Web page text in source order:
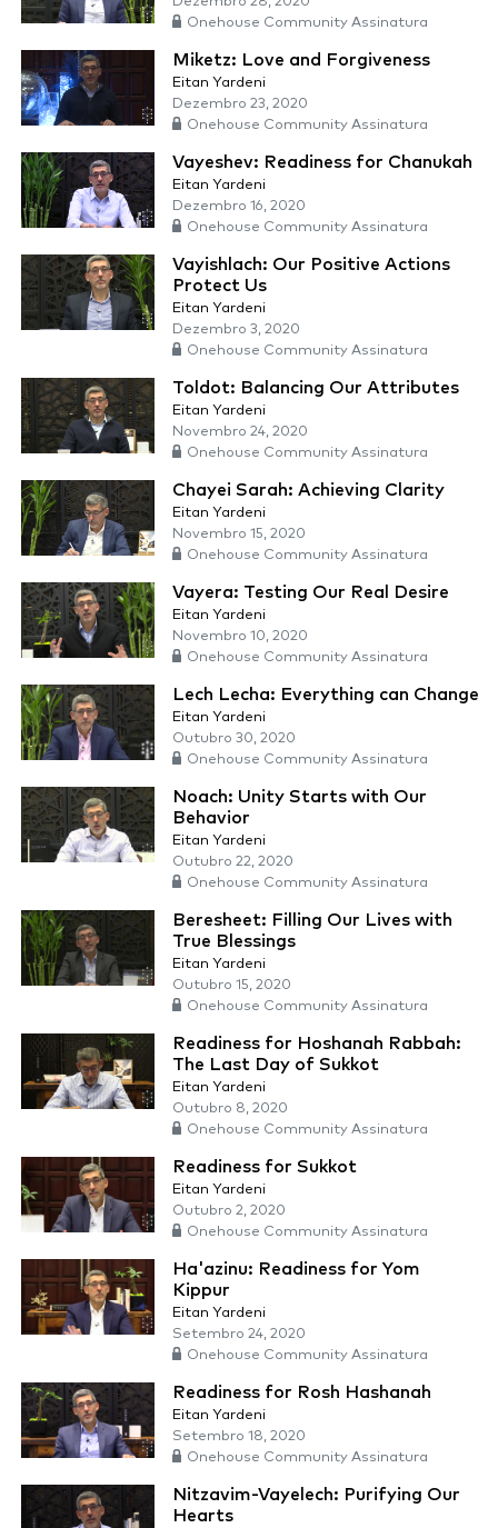
Onehouse Community Assinatura
Miketz: Love and Forgiveness
Eitan Yardeni
Dezembro 23, 2020
Onehouse Community Assinatura
Vayeshev: Readiness for Chanukah
Eitan Yardeni
Dezembro 16, 2020
Onehouse Community Assinatura
Vayishlach: Our Positive Actions
Protect Us
Eitan Yardeni
Dezembro 3, 2020
Onehouse Community Assinatura
Toldot: Balancing Our Attributes
Eitan Yardeni
Novembro 24, 2020
Onehouse Community Assinatura
Chayei Sarah: Achieving Clarity
Eitan Yardeni
Novembro 15, 2020
Onehouse Community Assinatura
Vayera: Testing Our Real Desire
Eitan Yardeni
Novembro 10, 2020
Onehouse Community Assinatura
Lech Lecha: Everything can Change
Eitan Yardeni
Outubro 30, 2020
Onehouse Community Assinatura
Noach: Unity Starts with Our
Behavior
Eitan Yardeni
Outubro 22, 2020
Onehouse Community Assinatura
Beresheet: Filling Our Lives with
True Blessings
Eitan Yardeni
Outubro 15, 2020
Onehouse Community Assinatura
Readiness for Hoshanah Rabbah:
The Last Day of Sukkot
Eitan Yardeni
Outubro 8, 2020
Onehouse Community Assinatura
Readiness for Sukkot
Eitan Yardeni
Outubro 2, 2020
Onehouse Community Assinatura
Ha'azinu: Readiness for Yom
Kippur
Eitan Yardeni
Setembro 24, 2020
Onehouse Community Assinatura
Readiness for Rosh Hashanah
Eitan Yardeni
Setembro 18, 2020
Onehouse Community Assinatura
Nitzavim-Vayelech: Purifying Our
Hearts